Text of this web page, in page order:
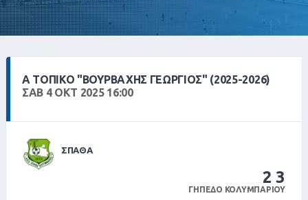
Α ΤΟΠΙΚΌ "ΒΟΥΡΒΑΧΗΣ ΓΕΩΡΓΙΟΣ" (2025-2026)
ΣΑΒ 4 ΟΚΤ 2025 16:00
ΣΠΑΘΑ
23
ΓΉΠΕΔΟ ΚΟΛΥΜΠΑΡΊΟΥ